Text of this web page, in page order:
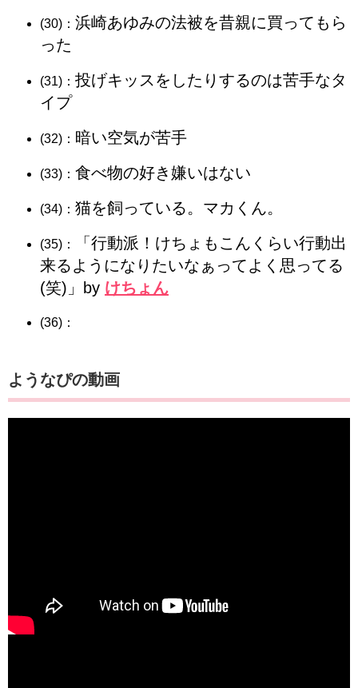
(30)： 浜崎あゆみの法被を昔親に買ってもら
った
(31)： 投げキッスをしたりするのは苦手なタ
イプ
(32)： 暗い空気が苦手
(33)： 食べ物の好き嫌いはない
(34)： 猫を飼っている。マカくん。
(35)：
「行動派！けちょもこんくらい行動出
来るようになりたいなぁってよく思ってる
(笑)」by けちょん
(36)：
ようなぴの動画